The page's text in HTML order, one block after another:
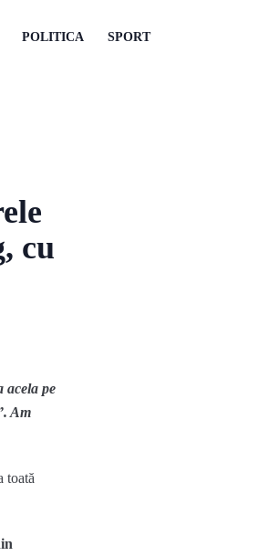
POLITICA SPORT
cu
acela pe
Am
toată